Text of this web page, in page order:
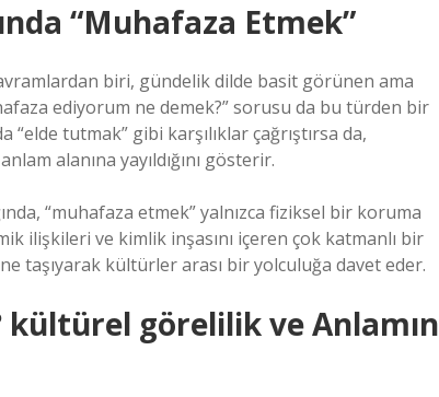
“Muhafaza Etmek”
biri, gündelik dilde basit görünen ama
ediyorum ne demek?” sorusu da bu türden bir
“elde tutmak” gibi karşılıklar çağrıştırsa da,
alanına yayıldığını gösterir.
“muhafaza etmek” yalnızca fiziksel bir koruma
ilişkileri ve kimlik inşasını içeren çok katmanlı bir
taşıyarak kültürler arası bir yolculuğa davet eder.
kültürel görelilikve Anlamın